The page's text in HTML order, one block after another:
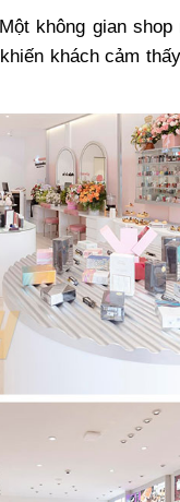
không gian shop
khách cảm